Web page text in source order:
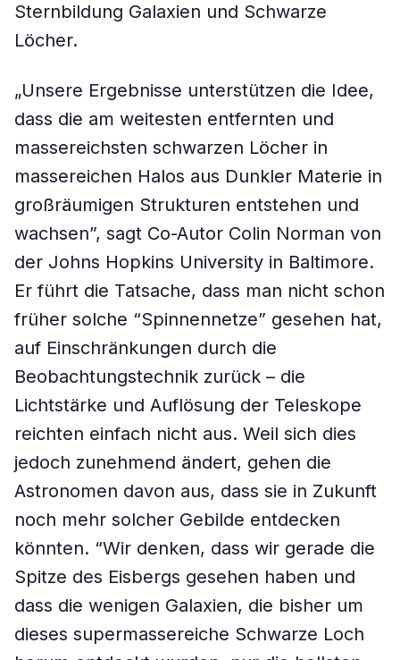
Sternbildung Galaxien und Schwarze
Löcher.
„Unsere Ergebnisse unterstützen die Idee,
dass die am weitesten entfernten und
massereichsten schwarzen Löcher in
massereichen Halos aus Dunkler Materie in
großräumigen Strukturen entstehen und
wachsen”, sagt Co-Autor Colin Norman von
der Johns Hopkins University in Baltimore.
Er führt die Tatsache, dass man nicht schon
früher solche “Spinnennetze” gesehen hat,
auf Einschränkungen durch die
Beobachtungstechnik zurück – die
Lichtstärke und Auflösung der Teleskope
reichten einfach nicht aus. Weil sich dies
jedoch zunehmend ändert, gehen die
Astronomen davon aus, dass sie in Zukunft
noch mehr solcher Gebilde entdecken
könnten. “Wir denken, dass wir gerade die
Spitze des Eisbergs gesehen haben und
dass die wenigen Galaxien, die bisher um
dieses supermassereiche Schwarze Loch